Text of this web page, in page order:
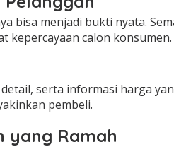
bisa menjadi bukti nyata.
kepercayaan calon konsumen.
serta informasi harga
pembeli.
yang Ramah